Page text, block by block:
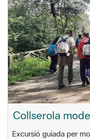
Collserola
Excursió guiada per